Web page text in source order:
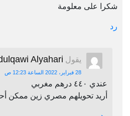
شكرا على معلومة
رد
يقول Alyahari
28 فبراير، 2022 الساعة 12:23 ص
عندي ٤٤٠ درهم مغربي
أريد تحويلهم مصري زين ممكن